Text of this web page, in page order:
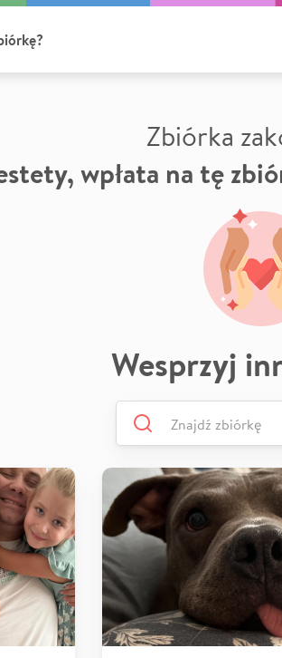
Zbiórka
wpłata na tę
Wesprzyj